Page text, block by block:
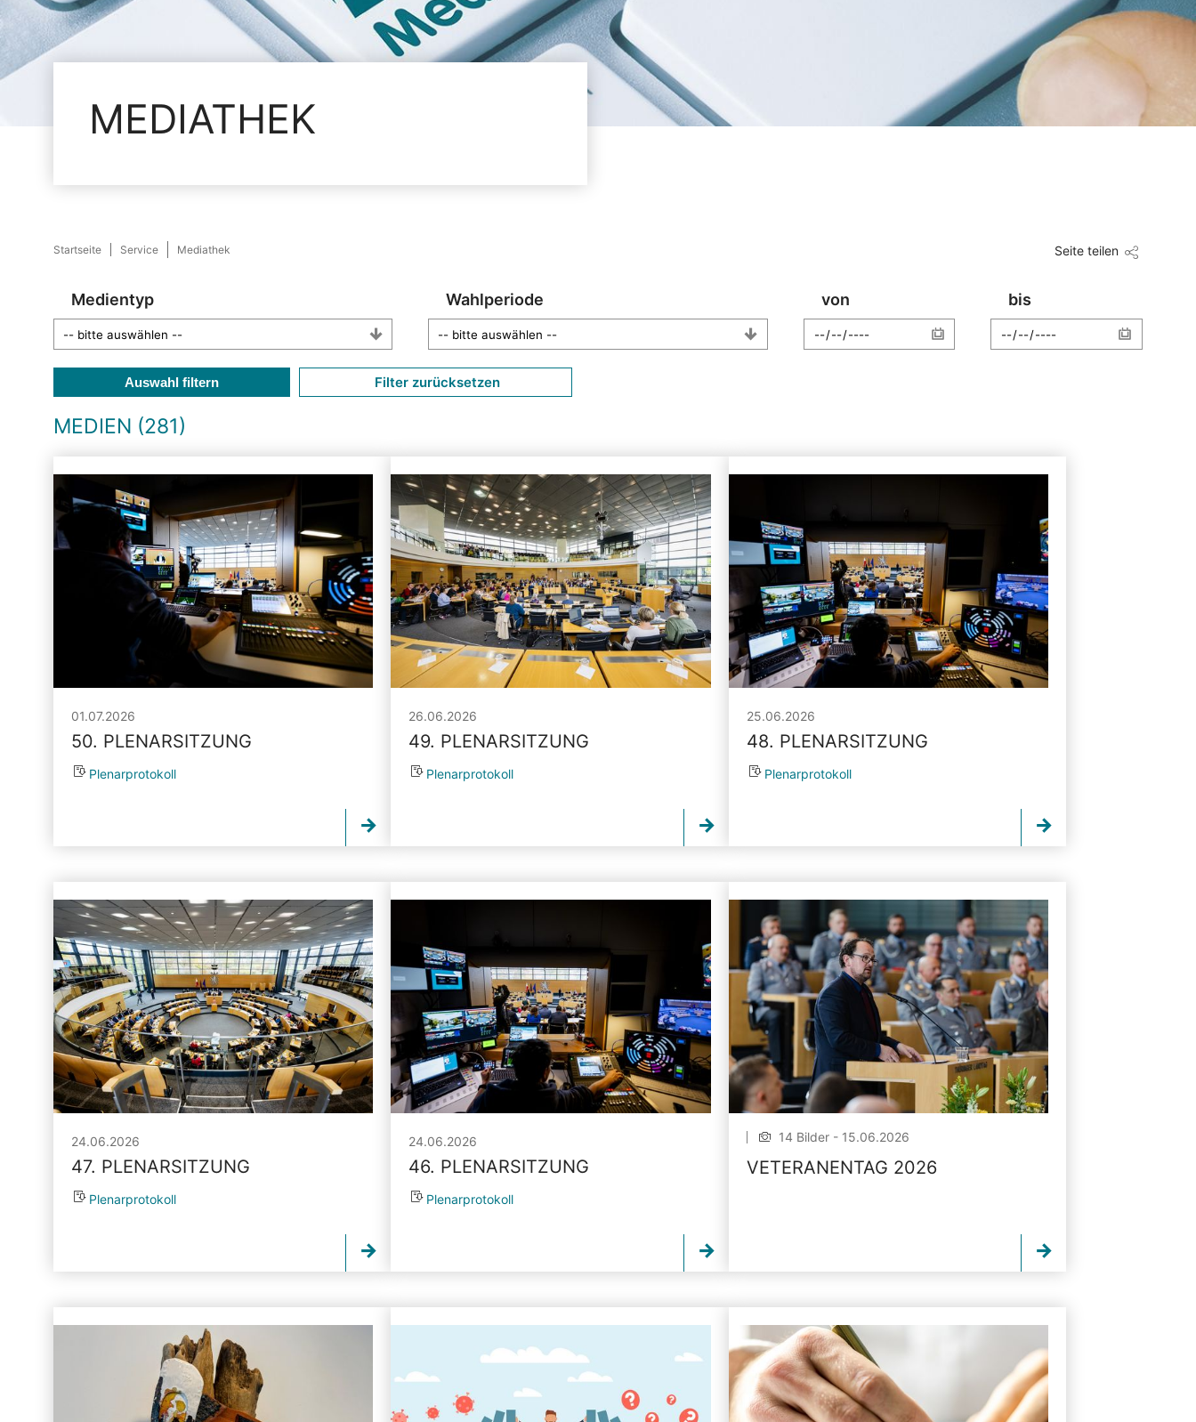
MEDIATHEK
Startseite Service Mediathek Seite teilen
Medientyp Wahlperiode von bis
Auswahl filtern Filter zurücksetzen
MEDIEN (281)
01.07.2026
50. PLENARSITZUNG
Plenarprotokoll
26.06.2026
49. PLENARSITZUNG
Plenarprotokoll
25.06.2026
48. PLENARSITZUNG
Plenarprotokoll
24.06.2026
47. PLENARSITZUNG
Plenarprotokoll
24.06.2026
46. PLENARSITZUNG
Plenarprotokoll
14 Bilder - 15.06.2026
VETERANENTAG 2026